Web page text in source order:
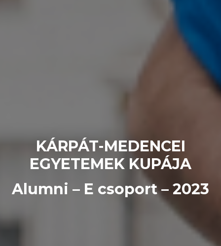
KÁRPÁT-MEDENCEI
EGYETEMEK KUPÁJA
Alumni – E csoport – 2023